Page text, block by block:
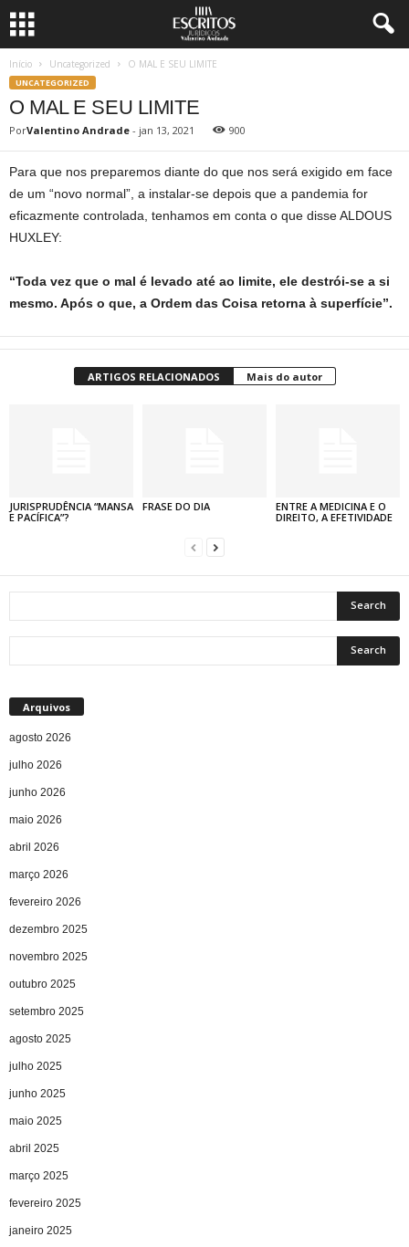
Início Uncategorized O MAL E SEU LIMITE
UNCATEGORIZED
O MAL E SEU LIMITE
PorValentino Andrade - jan 13, 2021 900
Para que nos preparemos diante do que nos será exigido em face
de um “novo normal”, a instalar-se depois que a pandemia for
eficazmente controlada, tenhamos em conta o que disse ALDOUS
HUXLEY:
“Toda vez que o mal é levado até ao limite, ele destrói-se a si
mesmo. Após o que, a Ordem das Coisa retorna à superfície”.
ARTIGOS RELACIONADOS Mais do autor
JURISPRUDÊNCIA “MANSA
E PACÍFICA”?
FRASE DO DIA
ENTRE A MEDICINA E O
DIREITO, A EFETIVIDADE
Arquivos
agosto 2026
julho 2026
junho 2026
maio 2026
abril 2026
março 2026
fevereiro 2026
dezembro 2025
novembro 2025
outubro 2025
setembro 2025
agosto 2025
julho 2025
junho 2025
maio 2025
abril 2025
março 2025
fevereiro 2025
janeiro 2025